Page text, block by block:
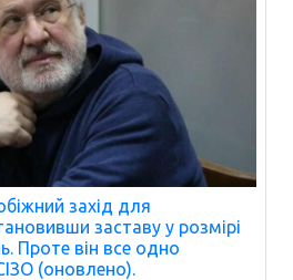
захід для
заставу у розмірі
Проте він все одно
(оновлено).